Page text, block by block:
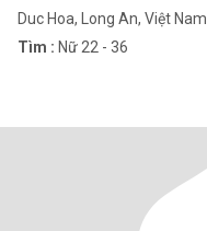
Duc Hoa, Long An, Việt Nam
Tìm : Nữ 22 - 36